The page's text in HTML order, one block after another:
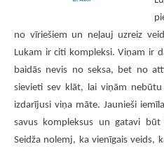
no vīriešiem un neļauj uzreiz
Lukam ir citi kompleksi. Viņam ir
baidās nevis no seksa, bet no
sievieti sev klāt, lai viņām
izdarījusi viņa māte. Jaunieši
savus kompleksus un gatavi būt
Seidža nolemj, ka vienīgais veids,